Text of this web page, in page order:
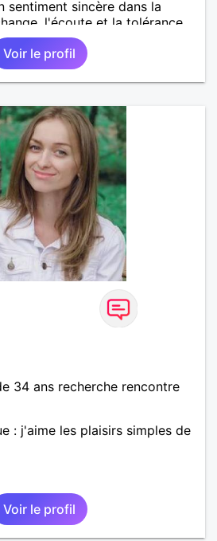
sentiment sincère dans la
l'écoute et la tolérance
suis celle qu'il te faut a très vite
Voir le profil
34 ans recherche rencontre
: j'aime les plaisirs simples de
Voir le profil